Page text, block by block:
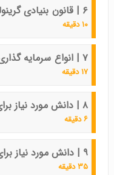
۶ | قانون بنیادی گرینولد
۱۰ دقیقه
۷ | انواع سرمایه گذاری کوانت و الگوتریدینگ
۱۷ دقیقه
۸ | دانش مورد نیاز برای سرمایه گذاری کوانت (۱)
۶ دقیقه
۹ | دانش مورد نیاز برای سرمایه گذاری کوانت (۲)
۳۵ دقیقه